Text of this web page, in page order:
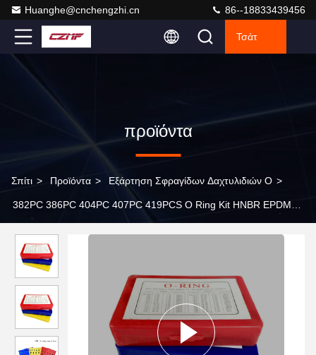
Huanghe@cnchengzhi.cn 86--18833439456
Τσάτ
προϊόντα
Σπίτι > Προϊόντα > Εξάρτηση Σφραγίδων Δαχτυλιδιών Ο >
382PC 386PC 404PC 407PC 419PCS O Ring Kit HNBR EPDM